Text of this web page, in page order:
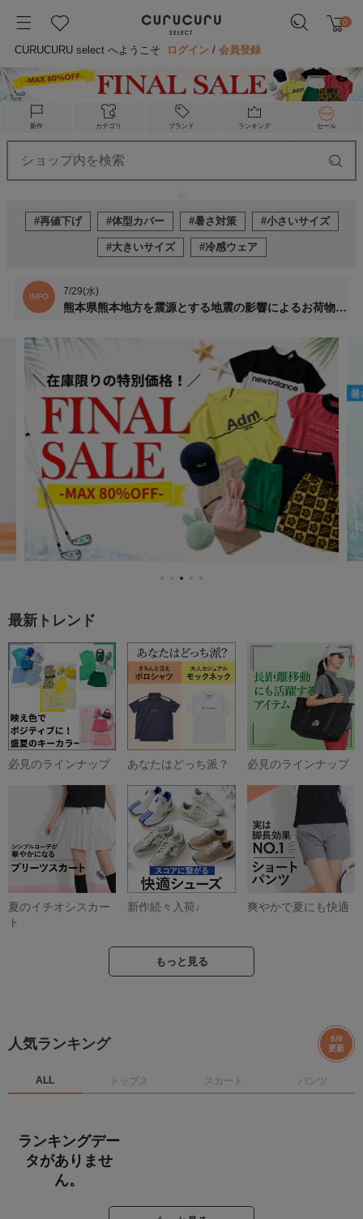
0
CURUCURU select へようこそ ログイン /会員登録
新作 カテゴリ ブランド ランキング セール
#再値下げ #体型カバー #暑さ対策 #小さいサイズ
#大きいサイズ #冷感ウェア
INFO 7/29(水)
熊本県熊本地方を震源とする地震の影響によるお荷物のお届けについて
最新トレンド
必見のラインナップ あなたはどっち派？ 必見のラインナップ
夏のイチオシスカー
ト
新作続々入荷♩ 爽やかで夏にも快適
もっと見る
人気ランキング
8/8
更新
ALL トップス スカート パンツ
ランキングデー
タがありませ
ん。